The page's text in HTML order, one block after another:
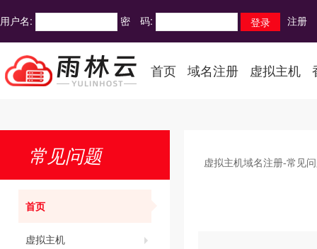
用户名: 密 码: 注册
首页 域名注册 虚拟主机
常见问题
首页
虚拟主机
虚拟主机域名注册-常见